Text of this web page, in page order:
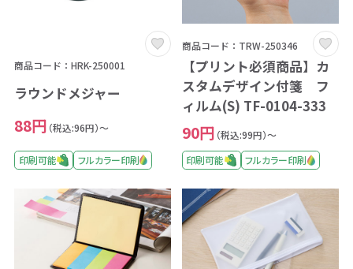
商品コード：HRK-250001
ラウンドメジャー
88円 （税込:96円）～
印刷可能 フルカラー印刷
商品コード：TRW-250346
【プリント必須商品】カ
スタムデザイン付箋 フ
ィルム(S) TF-0104-333
90円 （税込:99円）～
印刷可能
フルカラー印刷